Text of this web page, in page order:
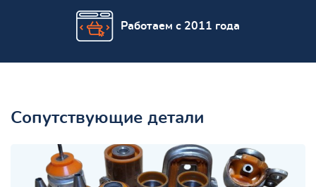
Работаем с 2011 года
Сопутствующие детали